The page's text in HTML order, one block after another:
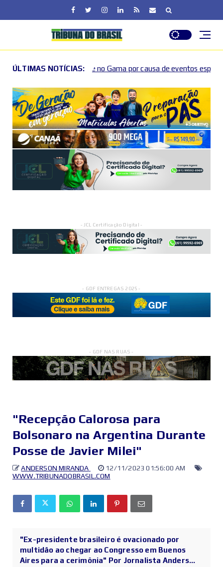
ÚLTIMAS NOTÍCIAS:
e no Gama por causa de eventos esportivos e culturais
- JCL Certificação Digital -
- GDF ENTREGAS 2025 -
- GDF NAS RUAS -
"Recepção Calorosa para
Bolsonaro na Argentina Durante
Posse de Javier Milei"
ANDERSON MIRANDA
12/11/2023 01:56:00 AM
WWW.TRIBUNADOBRASIL.COM
"Ex-presidente brasileiro é ovacionado por
multidão ao chegar ao Congresso em Buenos
Aires para a cerimônia" Por Jornalista Anders...